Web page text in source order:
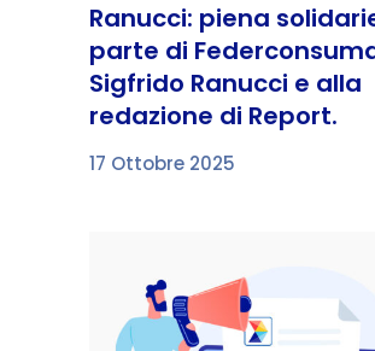
Ranucci: piena
parte di
Sigfrido Ranucci e alla
redazione di Report.
17 Ottobre 2025